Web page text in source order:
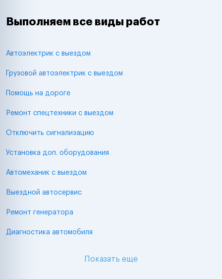
Выполняем все виды работ
Автоэлектрик с выездом
Грузовой автоэлектрик с выездом
Помощь на дороге
Ремонт спецтехники с выездом
Отключить сигнализацию
Установка доп. оборудования
Автомеханик с выездом
Выездной автосервис
Ремонт генератора
Диагностика автомобиля
Показать еще